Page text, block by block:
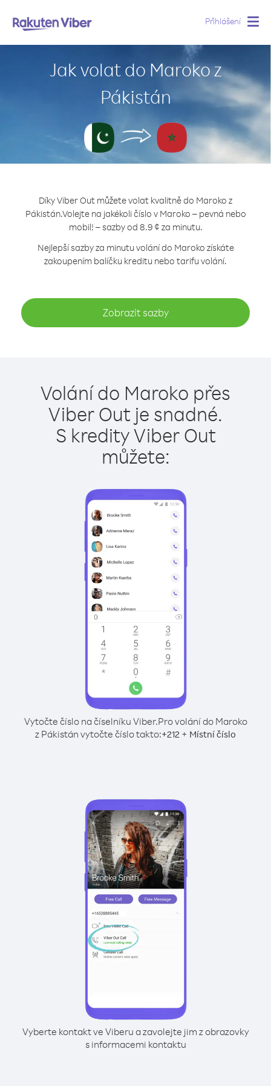
Přihlášení
Jak volat do Maroko z
Pákistán
Díky Viber Out můžete volat kvalitně do Maroko z
Pákistán.Volejte na jakékoli číslo v Maroko – pevná nebo
mobil! – sazby od 8.9 ¢ za minutu.
Nejlepší sazby za minutu volání do Maroko získáte
zakoupením balíčku kreditu nebo tarifu volání.
Zobrazit sazby
Volání do Maroko přes
Viber Out je snadné.
S kredity Viber Out
můžete:
Vytočte číslo na číselníku Viber.Pro volání do Maroko
z Pákistán vytočte číslo takto:+212 + Místní číslo
Vyberte kontakt ve Viberu a zavolejte jim z obrazovky
s informacemi kontaktu